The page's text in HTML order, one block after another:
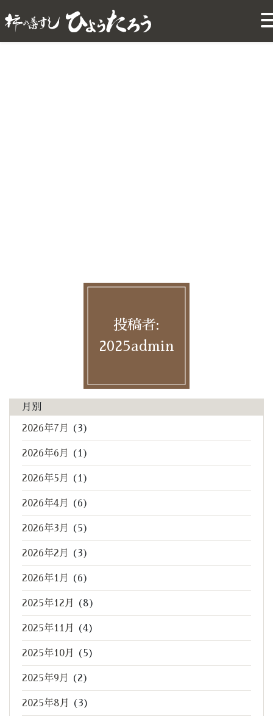
投稿者:
2025admin
月別
2026年7月 (3)
2026年6月 (1)
2026年5月 (1)
2026年4月 (6)
2026年3月 (5)
2026年2月 (3)
2026年1月 (6)
2025年12月 (8)
2025年11月 (4)
2025年10月 (5)
2025年9月 (2)
2025年8月 (3)